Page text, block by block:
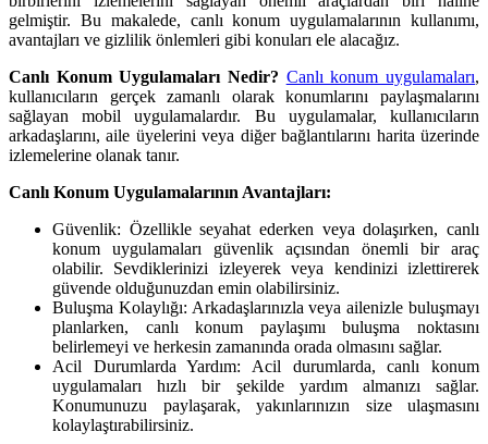
gelmiştir. Bu makalede, canlı konum uygulamalarının kullanımı,
avantajları ve gizlilik önlemleri gibi konuları ele alacağız.
Canlı Konum Uygulamaları Nedir? Canlı konum uygulamaları,
kullanıcıların gerçek zamanlı olarak konumlarını paylaşmalarını
sağlayan mobil uygulamalardır. Bu uygulamalar, kullanıcıların
arkadaşlarını, aile üyelerini veya diğer bağlantılarını harita üzerinde
izlemelerine olanak tanır.
Canlı Konum Uygulamalarının Avantajları:
Güvenlik: Özellikle seyahat ederken veya dolaşırken, canlı
konum uygulamaları güvenlik açısından önemli bir araç
olabilir. Sevdiklerinizi izleyerek veya kendinizi izlettirerek
güvende olduğunuzdan emin olabilirsiniz.
Buluşma Kolaylığı: Arkadaşlarınızla veya ailenizle buluşmayı
planlarken, canlı konum paylaşımı buluşma noktasını
belirlemeyi ve herkesin zamanında orada olmasını sağlar.
Acil Durumlarda Yardım: Acil durumlarda, canlı konum
uygulamaları hızlı bir şekilde yardım almanızı sağlar.
Konumunuzu paylaşarak, yakınlarınızın size ulaşmasını
kolaylaştırabilirsiniz.